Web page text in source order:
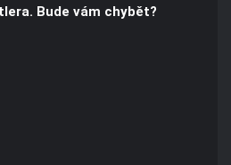
Bude vám chybět?